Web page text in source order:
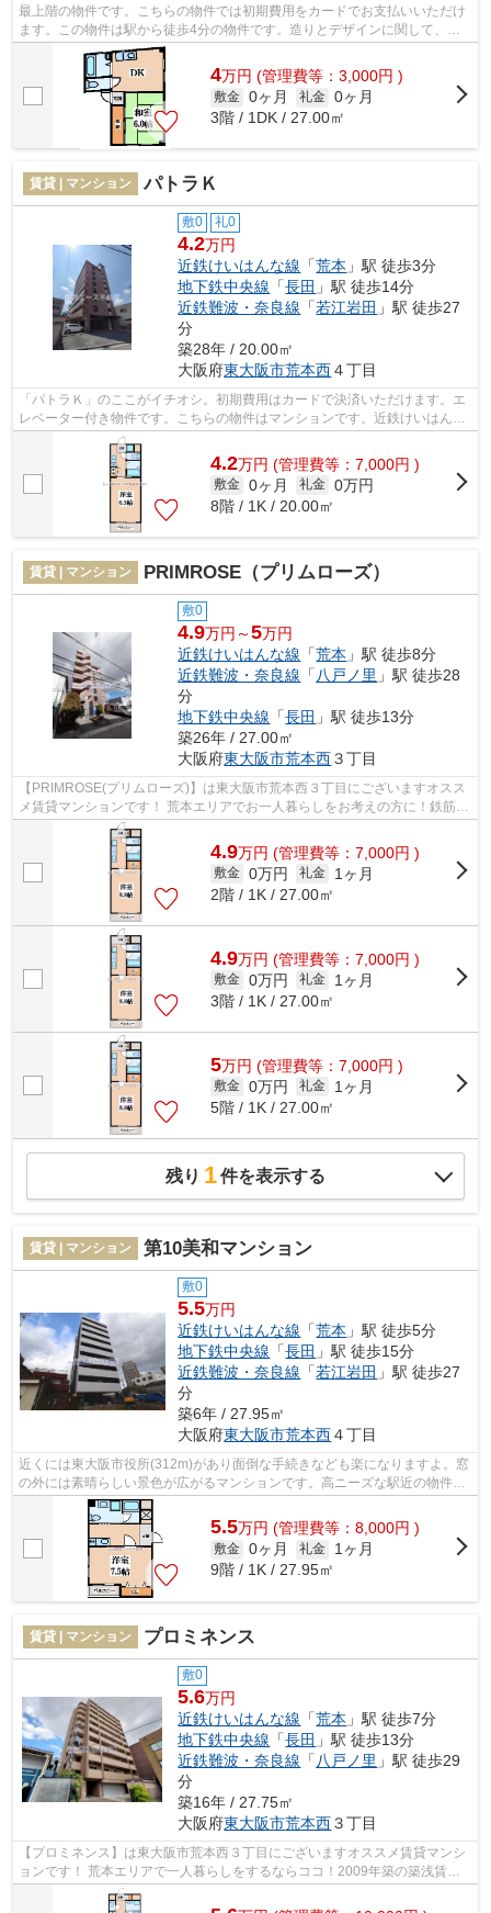
最上階の物件です。こちらの物件では初期費用をカードでお支払いいただけ
ます。この物件は駅から徒歩4分の物件です。造りとデザインに関して、自
信をもって情報を提供できるマンション...
4万円 (管理費等：3,000円 )
敷金 0ヶ月 礼金 0ヶ月
3階 / 1DK / 27.00㎡
賃貸 | マンション パトラＫ
敷0 礼0
4.2万円
近鉄けいはんな線 「荒本 」駅 徒歩3分
地下鉄中央線 「長田 」駅 徒歩14分
近鉄難波・奈良線 「若江岩田 」駅 徒歩27
分
築28年 / 20.00㎡
大阪府東大阪市荒本西４丁目
「パトラＫ」のここがイチオシ。初期費用はカードで決済いただけます。エ
レベーター付き物件です。こちらの物件はマンションです。近鉄けいはんな
線荒本をよくご利用されるなら、072-9...
4.2万円 (管理費等：7,000円 )
敷金 0ヶ月 礼金 0万円
8階 / 1K / 20.00㎡
賃貸 | マンション PRIMROSE（プリムローズ）
敷0
4.9万円～5万円
近鉄けいはんな線 「荒本 」駅 徒歩8分
近鉄難波・奈良線 「 八戸ノ里 」駅 徒歩28
分
地下鉄中央線 「長田 」駅 徒歩13分
築26年 / 27.00㎡
大阪府東大阪市荒本西３丁目
【PRIMROSE(プリムローズ)】は東大阪市荒本西３丁目にございますオスス
メ賃貸マンションです！ 荒本エリアでお一人暮らしをお考えの方に！鉄筋コ
ンクリート造のしっかりとした賃貸マ...
4.9万円 (管理費等：7,000円 )
敷金 0万円 礼金
1ヶ月
2階 / 1K / 27.00㎡
4.9万円 (管理費等：7,000円 )
敷金 0万円 礼金
1ヶ月
3階 / 1K / 27.00㎡
5万円 (管理費等：7,000円 )
敷金 0万円 礼金
1ヶ月
5階 / 1K / 27.00㎡
残り 1件を表示する
賃貸 | マンション 第10美和マンション
敷0
5.5万円
近鉄けいはんな線 「荒本 」駅 徒歩5分
地下鉄中央線 「長田 」駅 徒歩15分
近鉄難波・奈良線 「若江岩田 」駅 徒歩27
分
築6年 / 27.95㎡
大阪府東大阪市荒本西４丁目
近くには東大阪市役所(312m)があり面倒な手続きなども楽になりますよ。窓
の外には素晴らしい景色が広がるマンションです。高ニーズな駅近の物件と
なっており、徒歩5分に立地しています...
5.5万円 (管理費等：8,000円 )
敷金 0ヶ月 礼金
1ヶ月
9階 / 1K / 27.95㎡
賃貸 | マンション プロミネンス
敷0
5.6万円
近鉄けいはんな線 「荒本 」駅 徒歩7分
地下鉄中央線 「長田 」駅 徒歩13分
近鉄難波・奈良線 「 八戸ノ里 」駅 徒歩29
分
築16年 / 27.75㎡
大阪府東大阪市荒本西３丁目
【プロミネンス】は東大阪市荒本西３丁目にございますオススメ賃貸マンシ
ョンです！ 荒本エリアで一人暮らしをするならココ！2009年築の築浅賃貸
マンションです！もちろん室内設備も...